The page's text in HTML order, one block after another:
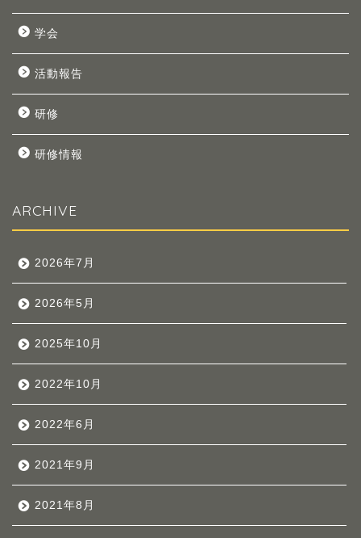
学会
活動報告
研修
研修情報
ARCHIVE
2026年7月
2026年5月
2025年10月
2022年10月
2022年6月
2021年9月
2021年8月